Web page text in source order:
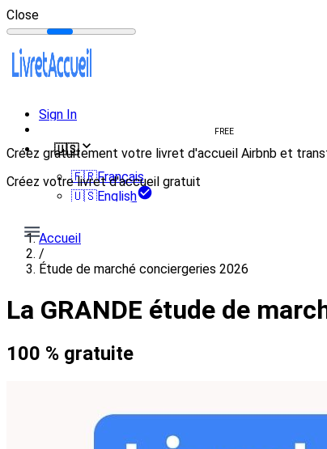
Close
Sign In
FREE
🇺🇸
🇫🇷Français
🇺🇸English
Créez gratuitement votre livret d'accueil Airbnb et
Créez votre livret d'accueil gratuit
Accueil
/
Étude de marché conciergeries 2026
La GRANDE étude de
100 % gratuite